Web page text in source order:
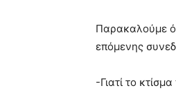
Παρακαλούμε
επόμενης
-Γιατί το